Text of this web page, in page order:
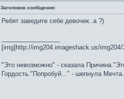
Заголовок сообщения:
Ребят заведите себе девочек..а ?)
[img]http://img204.imageshack.us/
"Это невозможно" - сказала
Гордость."Попробуй..." - шепнула